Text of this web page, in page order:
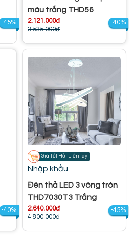
-45%
màu trắng THD56
2.121.000đ
3.535.000đ
-40%
-40%
Giá Tốt Hốt Liền Tay
Nhập khẩu
Đèn thả LED 3 vòng tròn
THD7030T3 Trắng
2.640.000đ
4.800.000đ
-45%